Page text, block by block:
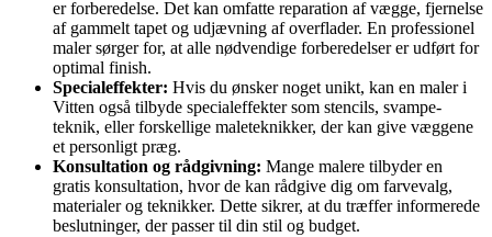
er forberedelse. Det kan omfatte reparation af vægge, fjernelse
af gammelt tapet og udjævning af overflader. En professionel
maler sørger for, at alle nødvendige forberedelser er udført for
optimal finish.
Specialeffekter: Hvis du ønsker noget unikt, kan en maler i
Vitten også tilbyde specialeffekter som stencils, svampe-
teknik, eller forskellige maleteknikker, der kan give væggene
et personligt præg.
Konsultation og rådgivning: Mange malere tilbyder en
gratis konsultation, hvor de kan rådgive dig om farvevalg,
materialer og teknikker. Dette sikrer, at du træffer informerede
beslutninger, der passer til din stil og budget.